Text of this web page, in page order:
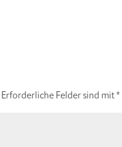
Erforderliche Felder sind mit*